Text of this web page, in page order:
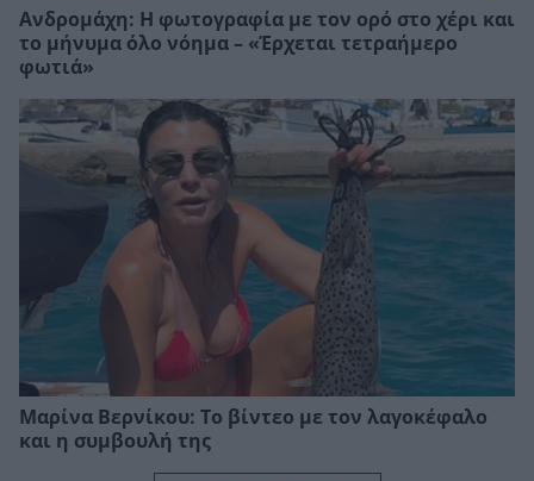
Ανδρομάχη: Η φωτογραφία με τον ορό στο χέρι και
το μήνυμα όλο νόημα – «Έρχεται τετραήμερο
φωτιά»
Μαρίνα Βερνίκου: Το βίντεο με τον λαγοκέφαλο
και η συμβουλή της